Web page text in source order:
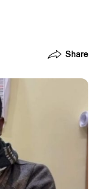
Share